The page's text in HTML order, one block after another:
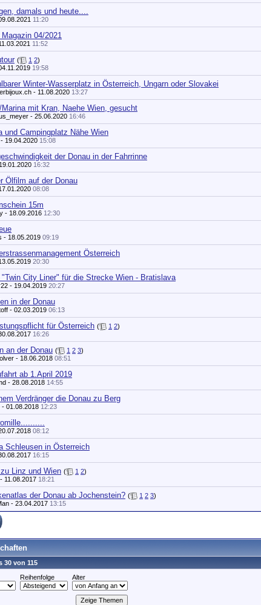
damals und heute....
11:20
Magazin 04/2021
11:52
( 1 2)
19:58
Winter-Wasserplatz in Österreich, Ungarn oder Slovakei
- 11.08.2020 13:27
Marina mit Kran, Naehe Wien, gesucht
- 25.06.2020 16:46
und Campingplatz Nähe Wien
- 19.04.2020 15:08
der Donau in der Fahrrinne
16:32
Ölfilm auf der Donau
08:08
15m
- 18.09.2016 12:30
- 18.05.2019 09:19
Österreich
20:30
"Twin City Liner" für die Strecke Wien - Bratislava
- 19.04.2019 20:27
in der Donau
- 02.03.2019 06:13
für Österreich ( 1 2)
16:26
an der Donau ( 1 2 3)
- 18.06.2018 08:51
ab 1.April 2019
- 28.08.2018 14:55
Verdränger die Donau zu Berg
- 01.08.2018 12:23
08:12
Schleusen in Österreich
16:15
Linz und Wien ( 1 2)
- 11.08.2017 18:21
der Donau ab Jochenstein? ( 1 2 3)
- 23.04.2017 13:15
30 von 115
Reihenfolge Alter